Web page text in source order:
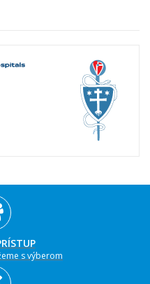
s výberom